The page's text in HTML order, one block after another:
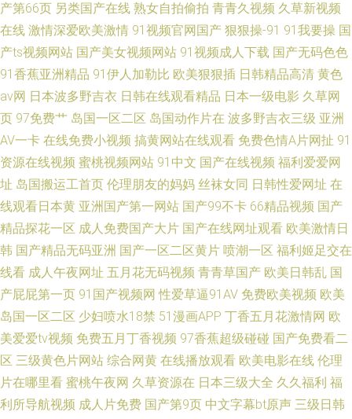
产第66页 另类国产在线 熟女自拍偷拍 青青久视频 久草新视频
在线 激情深爱欧美激情 91视频官网国产 狠狠操-91 91我要操 国
产ts视频网站 国产美女视频网站 91视频成人下载 国产无码色色
91香蕉亚洲精品 91伊人加勒比 欧美狠狠插 日韩精品高清 黄色
av网 日本波多野吉衣 日韩在线观看精品 日本一级电影 久草网
页 97免费艹 岛国一区二区 岛国动作片在 波多野吉衣三级 亚洲
AV一卡 在线免费小视频 搞黄网站在线观看 免费色情A片网扯 91
资源在线视频 蜜桃视频网站 91中文 国产在线视频 福利爱爱网
址 岛国搬运工首页 伦理朋友的妈妈 丝袜女同 日韩性爱网址 在
线观看日本黄 亚洲国产第一网站 国产99不卡 66精品视频 国产
精品探花一区 成人免费国产大片 国产在线网址观看 欧美激情日
韩 国产精品无码亚洲 国产一区二区黄片 喷潮一区 福利姬足交在
线看 成人午夜网址 五月花无码视频 青青草国产 欧美日韩乱 国
产屁屁第一页 91国产视频网 性爱草逼91AV 免费欧美视频 欧美
岛国一区二区 少妇喷水18禁 51漫画APP 丁香五月花激情网 欧
美爱爱tv视频 免费五月丁香视频 97香蕉超级碰碰 国产免费看二
区 三级黄色片网站 综合网黄 在线播放观看 欧美电影在线 伦理
片在哪里看 蜜桃午夜网 久草资源在 日本三级大全 久久福利 福
利所导航视频 成人片免费 国产第9页 中文字幕bt原声 三级日韩